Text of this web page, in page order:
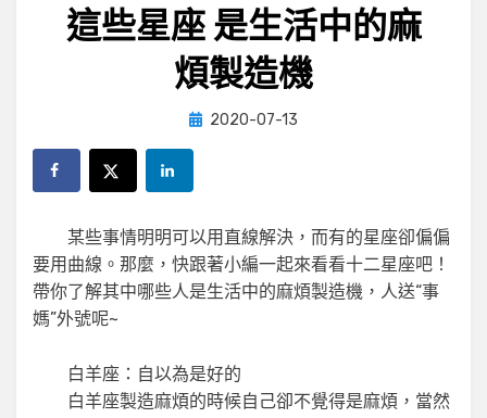
這些星座 是生活中的麻
煩製造機
by小編
Posted
2020-07-13
某些事情明明可以用直線解決，而有的星座卻偏偏
要用曲線。那麼，快跟著小編一起來看看十二星座吧！
帶你了解其中哪些人是生活中的麻煩製造機，人送“事
媽”外號呢~
白羊座：自以為是好的
白羊座製造麻煩的時候自己卻不覺得是麻煩，當然